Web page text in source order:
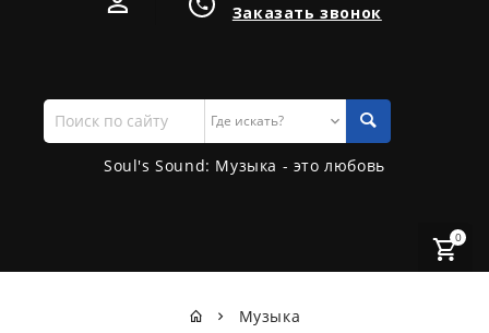
Заказать звонок
Поиск
по
сайту
Soul's Sound: Музыка - это любовь
0
Музыка